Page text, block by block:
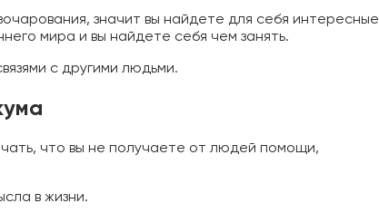
значит вы найдете для себя интересные
мира и вы найдете себя чем занять.
с другими людьми.
что вы не получаете от людей помощи,
в жизни.